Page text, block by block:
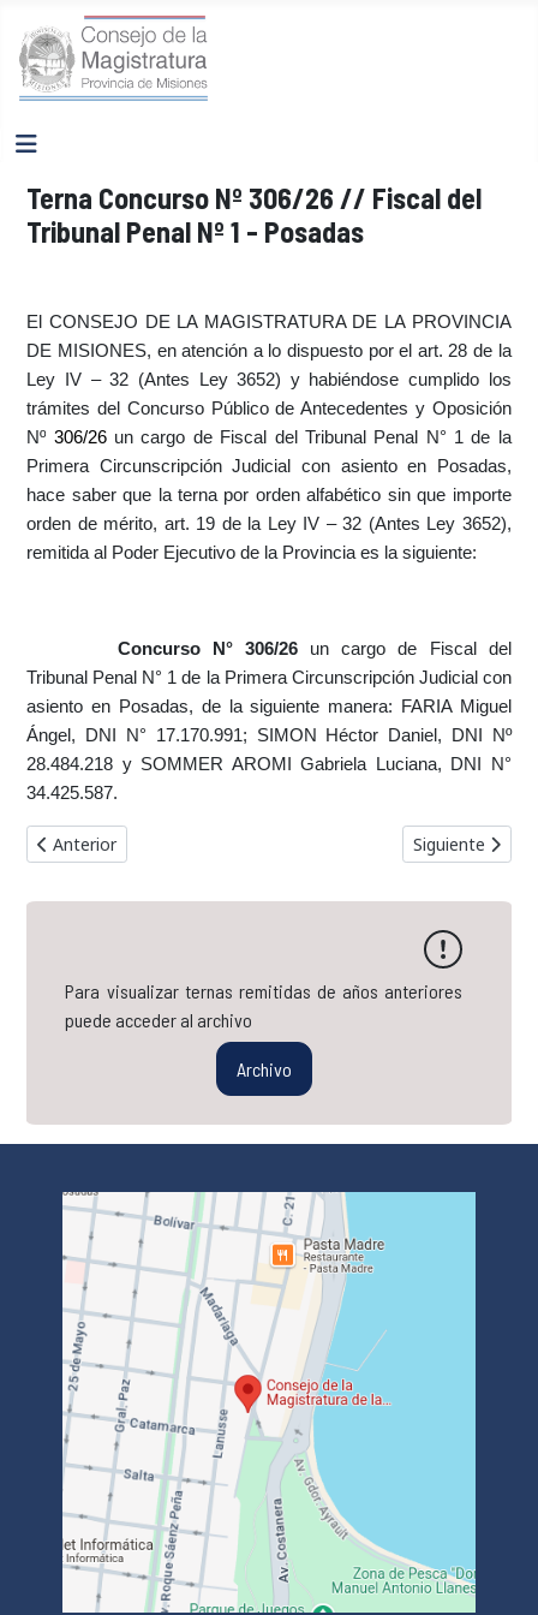
Terna Concurso Nº 306/26 // Fiscal del
Tribunal Penal Nº 1 - Posadas
El CONSEJO DE LA MAGISTRATURA DE LA PROVINCIA
DE MISIONES, en atención a lo dispuesto por el art. 28 de la
Ley IV – 32 (Antes Ley 3652) y habiéndose cumplido los
trámites del Concurso Público de Antecedentes y Oposición
Nº 306/26un cargo de Fiscal del Tribunal Penal N° 1 de la
Primera Circunscripción Judicial con asiento en Posadas,
hace saber que la terna por orden alfabético sin que importe
orden de mérito, art. 19 de la Ley IV – 32 (Antes Ley 3652),
remitida al Poder Ejecutivo de la Provincia es la siguiente:
Concurso N° 306/26 un cargo de Fiscal del
Tribunal Penal N° 1 de la Primera Circunscripción Judicial con
asiento en Posadas, de la siguiente manera: FARIA Miguel
Ángel, DNI N° 17.170.991; SIMON Héctor Daniel, DNI Nº
28.484.218 y SOMMER AROMI Gabriela Luciana, DNI N°
34.425.587.
Artículo anterior: Terna Concurso Nº 314/26 // Defensor de
Anterior Artículo
Siguiente
Para visualizar ternas remitidas de años anteriores
puede acceder al archivo
Archivo